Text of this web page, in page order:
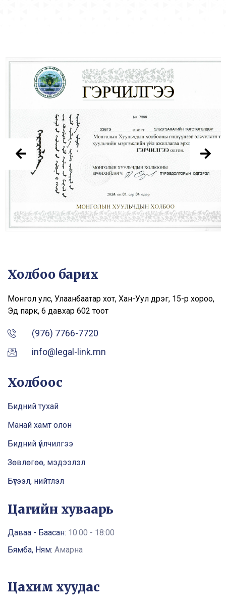
Холбоо барих
Монгол улс, Улаанбаатар хот, Хан-Уул дүүрэг, 15-р хороо,
Эдү парк, 6 давхар 602 тоот
(976) 7766-7720
info@legal-link.mn
Холбоос
Бидний тухай
Манай хамт олон
Бидний үйлчилгээ
Зөвлөгөө, мэдээлэл
Бүтээл, нийтлэл
Цагийн хуваарь
Даваа - Баасан: 10:00 - 18:00
Бямба, Ням: Амарна
Цахим хуудас